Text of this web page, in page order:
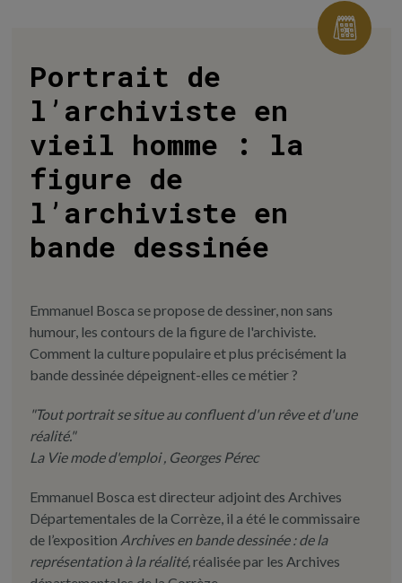
Portrait de
l’archiviste en
vieil homme : la
figure de
l’archiviste en
bande dessinée
Emmanuel Bosca se propose de dessiner, non sans
humour, les contours de la figure de l'archiviste.
Comment la culture populaire et plus précisément la
bande dessinée dépeignent-elles ce métier ?
"Tout portrait se situe au confluent d'un rêve et d'une
réalité."
La Vie mode d'emploi , Georges Pérec
Emmanuel Bosca est directeur adjoint des Archives
Départementales de la Corrèze, il a été le commissaire
de l’exposition Archives en bande dessinée : de la
représentation à la réalité,réalisée par les Archives